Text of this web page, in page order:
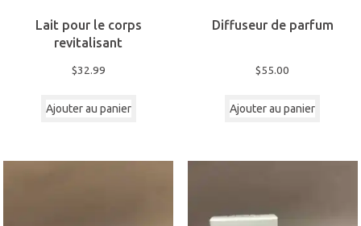
Lait pour le corps
revitalisant
$32.99
Ajouter au panier
Diffuseur de parfum
$55.00
Ajouter au panier